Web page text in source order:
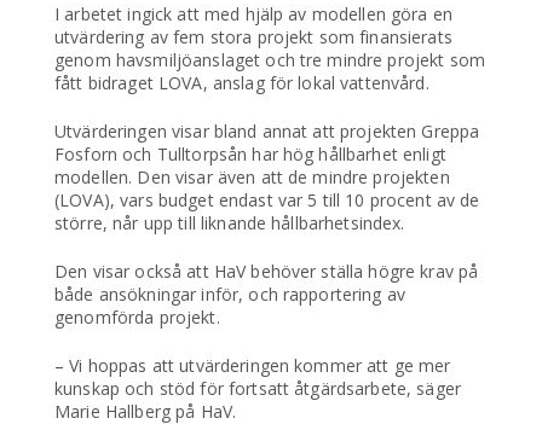
I arbetet ingick att med hjälp av modellen göra en
utvärdering av fem stora projekt som finansierats
genom havsmiljöanslaget och tre mindre projekt som
fått bidraget LOVA, anslag för lokal vattenvård.
Utvärderingen visar bland annat att projekten Greppa
Fosforn och Tulltorpsån har hög hållbarhet enligt
modellen. Den visar även att de mindre projekten
(LOVA), vars budget endast var 5 till 10 procent av de
större, når upp till liknande hållbarhetsindex.
Den visar också att HaV behöver ställa högre krav på
både ansökningar inför, och rapportering av
genomförda projekt.
– Vi hoppas att utvärderingen kommer att ge mer
kunskap och stöd för fortsatt åtgärdsarbete, säger
Marie Hallberg på HaV.